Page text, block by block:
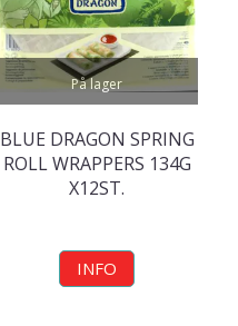
På lager
BLUE DRAGON SPRING
ROLL WRAPPERS 134G
X12ST.
INFO